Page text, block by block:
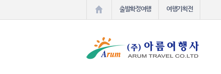
출발확정여행 여행기획전